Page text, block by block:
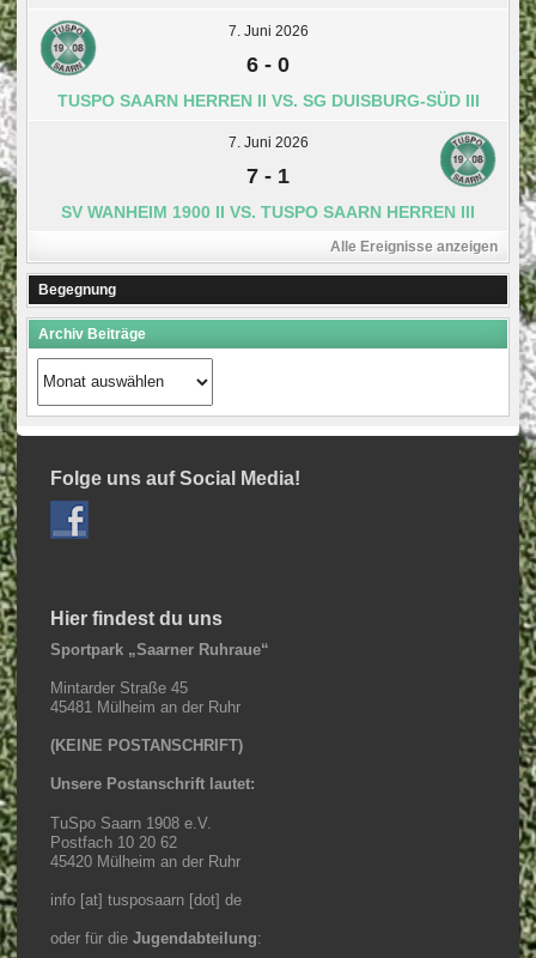
7. Juni 2026
6 - 0
TUSPO SAARN HERREN II VS. SG DUISBURG-SÜD III
7. Juni 2026
7 - 1
SV WANHEIM 1900 II VS. TUSPO SAARN HERREN III
Alle Ereignisse anzeigen
Begegnung
Archiv Beiträge
Archiv
Beiträge
Folge uns auf Social Media!
Hier findest du uns
Sportpark „Saarner Ruhraue“
Mintarder Straße 45
45481 Mülheim an der Ruhr
(KEINE POSTANSCHRIFT)
Unsere Postanschrift lautet:
TuSpo Saarn 1908 e.V.
Postfach 10 20 62
45420 Mülheim an der Ruhr
info [at] tusposaarn [dot] de
oder für die Jugendabteilung: